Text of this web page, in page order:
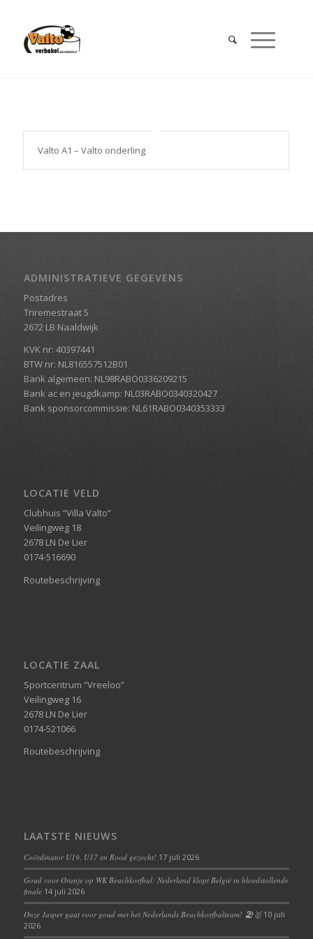
Valto A1 – Valto onderling
ADMINISTRATIEVE GEGEVENS
Postadres
Triremestraat 5
2672 LB Naaldwijk
KVK nr: 40397441
BTW nr: NL816557512B01
Bank algemeen: NL98RABO0336209215
Bank ac en jeugdkamp: NL03RABO0340320427
Bank sponsorcommissie: NL61RABO0340353333
LOCATIE VELD
Clubhuis “Villa Valto”
Veilingweg 18
2678 LN De Lier
0174-516690
Routebeschrijving
LOCATIE ZAAL
Sportcentrum “Vreeloo”
Veilingweg 16
2678 LN De Lier
0174-521066
Routebeschrijving
LAATSTE NIEUWS
Coördinator U19, U17 en Rood gezocht! 17 juli 2026
Goud voor Oranje op WK Beachkorfbal: Nederland klopt België in bloedstollende
finale 14 juli 2026
Onze Jasper gaat voor goud met het Nederlands Beachkorfbalteam! 🏖️🥇 10 juli
2026